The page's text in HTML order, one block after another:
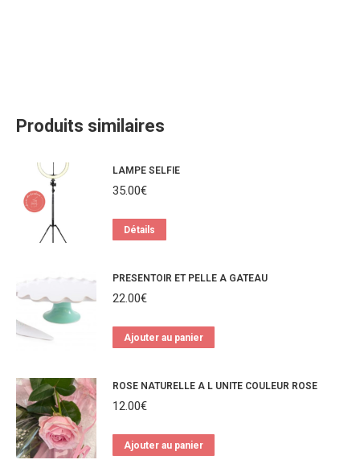
Produits similaires
LAMPE SELFIE
35.00€
Détails
PRESENTOIR ET PELLE A GATEAU
22.00€
Ajouter au panier
ROSE NATURELLE A L UNITE COULEUR ROSE
12.00€
Ajouter au panier